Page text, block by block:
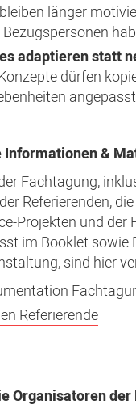
länger
adaptieren statt
dürfen
&
Fachtagung,
Referierenden,
Projekten und der
im Booklet sowie
sind hier
Referierende
Organisatoren der